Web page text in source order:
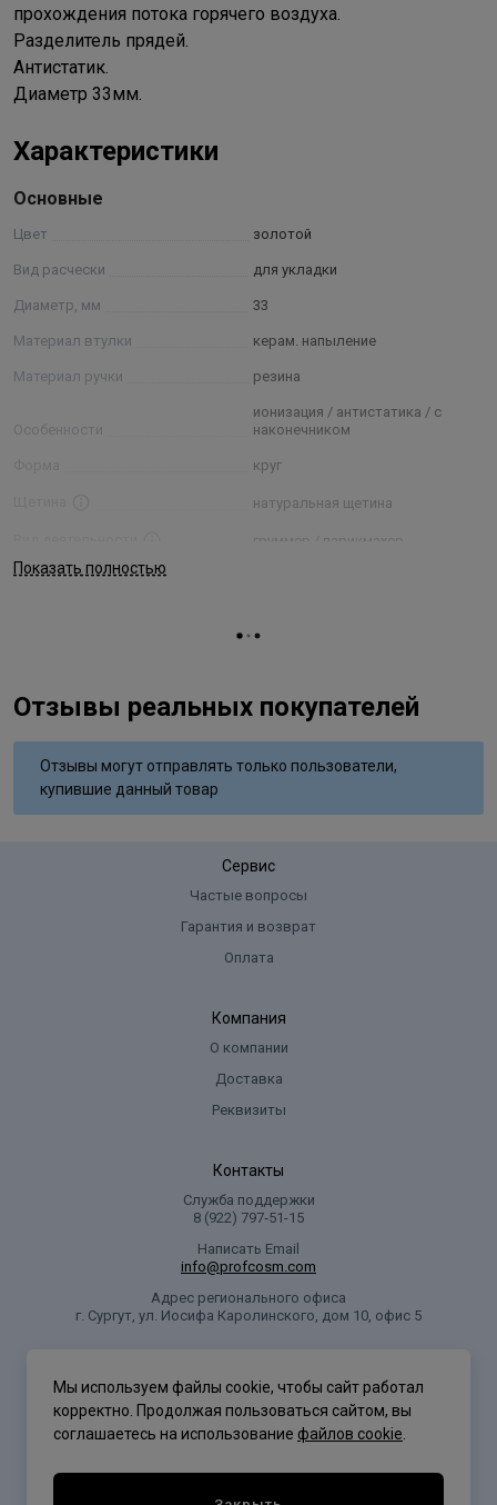
прохождения потока горячего воздуха.
Разделитель прядей.
Антистатик.
Диаметр 33мм.
Характеристики
Основные
Цвет золотой
Вид расчески для укладки
Диаметр, мм 33
Материал втулки керам. напыление
Материал ручки резина
Особенности
ионизация / антистатика / с
наконечником
круг
натуральная щетина
Показать полностью
Отзывы реальных покупателей
Отзывы могут отправлять только пользователи,
купившие данный товар
Сервис
Частые вопросы
Гарантия и возврат
Оплата
Компания
О компании
Доставка
Реквизиты
Контакты
Служба поддержки
8 (922) 797‑51-15
Написать Email
info@profcosm.com
Адрес регионального офиса
г. Сургут, ул. Иосифа Каролинского, дом 10, офис 5
Мы используем файлы cookie, чтобы сайт работал
корректно. Продолжая пользоваться сайтом, вы
соглашаетесь на использование файлов cookie